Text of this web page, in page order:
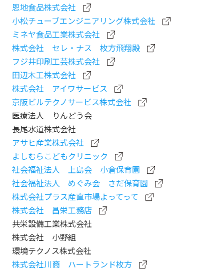
恩地食品株式会社
小松チューブエンジニアリング株式会社
ミネヤ食品工業株式会社
株式会社 セレ・ナス 枚方飛翔殿
フジ井印刷工芸株式会社
田辺木工株式会社
株式会社 アイワサービス
京阪ビルテクノサービス株式会社
医療法人 りんどう会
長尾水道株式会社
アサヒ産業株式会社
よしむらこどもクリニック
社会福祉法人 上島会 小倉保育園
社会福祉法人 めぐみ会 さだ保育園
株式会社プラス産直市場よってって
株式会社 昌栄工務店
共栄設備工業株式会社
株式会社 小野組
環境テクノス株式会社
株式会社川商 ハートランド枚方